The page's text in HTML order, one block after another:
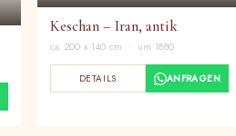
Keschan – Iran, antik
ca. 200 x 140 cm · um 1880
DETAILS ANFRAGEN